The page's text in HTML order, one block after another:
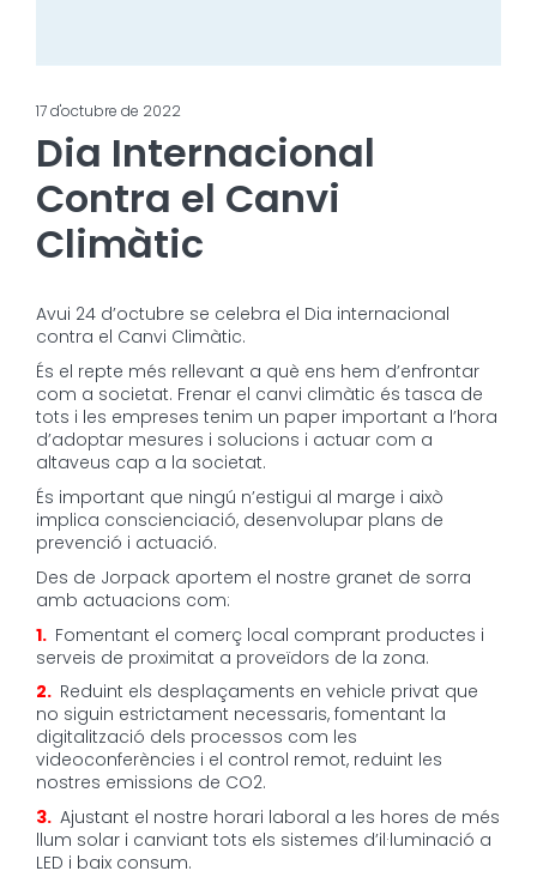
17 d'octubre de 2022
Dia Internacional
Contra el Canvi
Climàtic
Avui 24 d’octubre se celebra el Dia internacional
contra el Canvi Climàtic.
És el repte més rellevant a què ens hem d’enfrontar
com a societat. Frenar el canvi climàtic és tasca de
tots i les empreses tenim un paper important a l’hora
d’adoptar mesures i solucions i actuar com a
altaveus cap a la societat.
És important que ningú n’estigui al marge i això
implica conscienciació, desenvolupar plans de
prevenció i actuació.
Des de Jorpack aportem el nostre granet de sorra
amb actuacions com:
1. Fomentant el comerç local comprant productes i
serveis de proximitat a proveïdors de la zona.
2. Reduint els desplaçaments en vehicle privat que
no siguin estrictament necessaris, fomentant la
digitalització dels processos com les
videoconferències i el control remot, reduint les
nostres emissions de CO2.
3. Ajustant el nostre horari laboral a les hores de més
llum solar i canviant tots els sistemes d’il·luminació a
LED i baix consum.